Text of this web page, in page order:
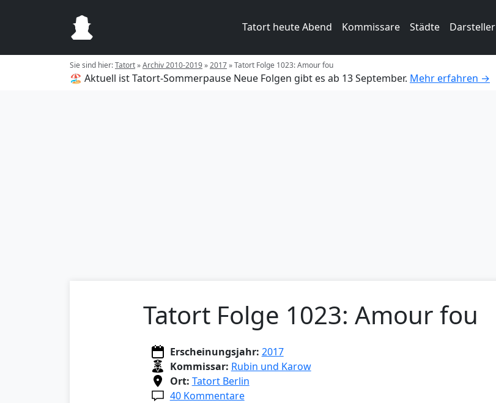
Tatort heute Abend Kommissare Städte Darsteller
Sie sind hier:Tatort»Archiv 2010-2019»2017»Tatort Folge 1023: Amour fou
🏖️ Aktuell ist Tatort-Sommerpause Neue Folgen gibt es ab 13 September. Mehr erfahren →
Tatort Folge 1023: Amour fou
Erscheinungsjahr: 2017
Kommissar: Rubin und Karow
Ort: Tatort Berlin
40 Kommentare